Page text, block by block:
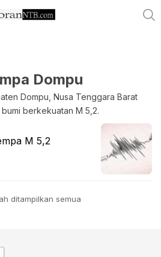
Dompu
Dompu, Nusa Tenggara Barat
berkekuatan M 5,2.
M 5,2
ditampilkan semua